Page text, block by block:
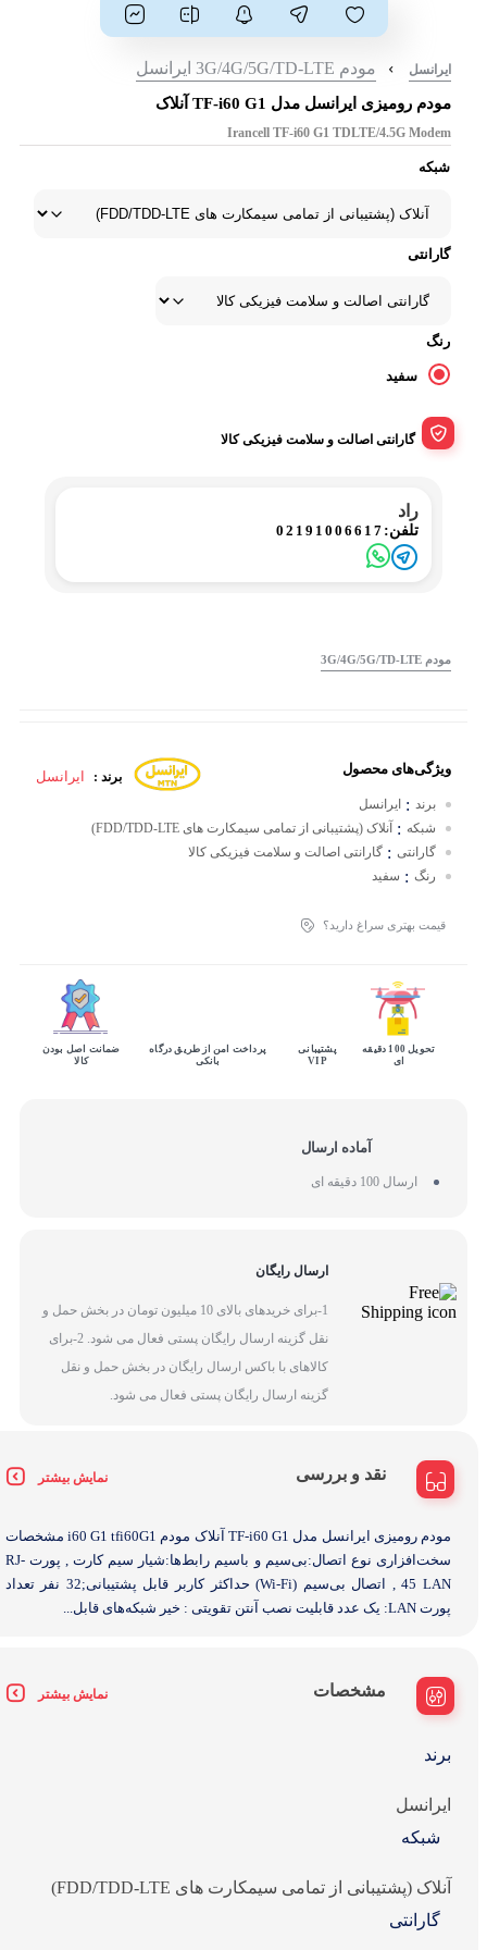
ایرانسل مودم 3G/4G/5G/TD-LTE ایرانسل
مودم رومیزی ایرانسل مدل TF-i60 G1 آنلاک
Irancell TF-i60 G1 TDLTE/4.5G Modem
شبکه
گارانتی
رنگ
سفید
گارانتی اصالت و سلامت فیزیکی کالا
راد
تلفن: 02191006617
مودم 3G/4G/5G/TD-LTE
برند : ایرانسل ویژگی‌های محصول
برند : ایرانسل
شبکه : آنلاک (پشتیبانی از تمامی سیمکارت های FDD/TDD-LTE)
گارانتی : گارانتی اصالت و سلامت فیزیکی کالا
رنگ : سفید
قیمت بهتری سراغ دارید؟
تحویل 100 دقیقه
ای
پشتیبانی
VIP
پرداخت امن از طریق درگاه
بانکی
ضمانت اصل بودن
کالا
آماده ارسال
ارسال 100 دقیقه ای
ارسال رایگان
1-برای خریدهای بالای 10 میلیون تومان در بخش حمل و
نقل گزینه ارسال رایگان پستی فعال می شود. 2-برای
کالاهای با باکس ارسال رایگان در بخش حمل و نقل
گزینه ارسال رایگان پستی فعال می شود.
نقد و بررسی نمایش بیشتر
مودم رومیزی ایرانسل مدل TF-i60 G1 آنلاک مودم i60 G1 tfi60G1 مشخصات
سخت‌افزاری نوع اتصال:بی‌سیم و باسیم رابط‌ها:شیار سیم کارت , پورت RJ-
45 LAN , اتصال بی‌سیم (Wi-Fi) حداکثر کاربر قابل پشتیبانی;32 نفر تعداد
پورت LAN: یک عدد قابلیت نصب آنتن تقویتی : خیر شبکه‌های قابل...
مشخصات نمایش بیشتر
برند
ایرانسل
شبکه
آنلاک (پشتیبانی از تمامی سیمکارت های FDD/TDD-LTE)
گارانتی